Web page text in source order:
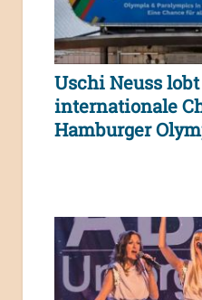
Uschi Neuss
internationale
Hamburger